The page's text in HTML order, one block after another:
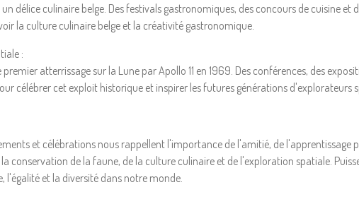
délice culinaire belge. Des festivals gastronomiques, des concours de cuisine et
la culture culinaire belge et la créativité gastronomique.
:
atterrissage sur la Lune par Apollo 11 en 1969. Des conférences, des
célébrer cet exploit historique et inspirer les futures générations d'explorateurs
et célébrations nous rappellent l'importance de l'amitié, de l'apprentissage
conservation de la faune, de la culture culinaire et de l'exploration spatiale.
l'égalité et la diversité dans notre monde.